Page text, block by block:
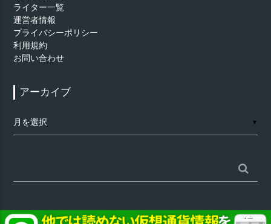
ライター一覧
運営者情報
プライバシーポリシー
利用規約
お問い合わせ
アーカイブ
ー
▼
索: